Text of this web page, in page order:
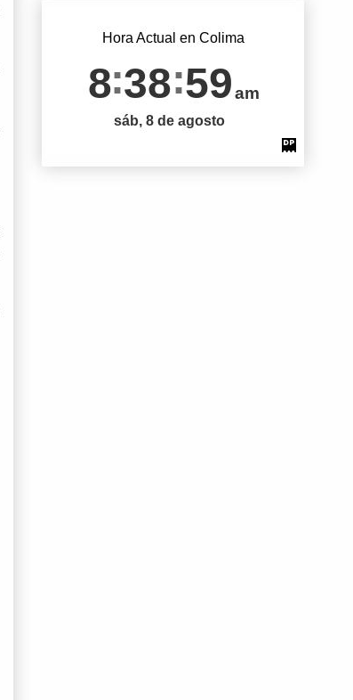
Hora Actual en Colima
8 39 00am
sáb, 8 de agosto